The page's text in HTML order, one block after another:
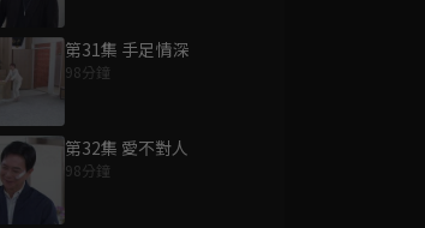
第31集 手足情深
98分鐘
第32集 愛不對人
98分鐘